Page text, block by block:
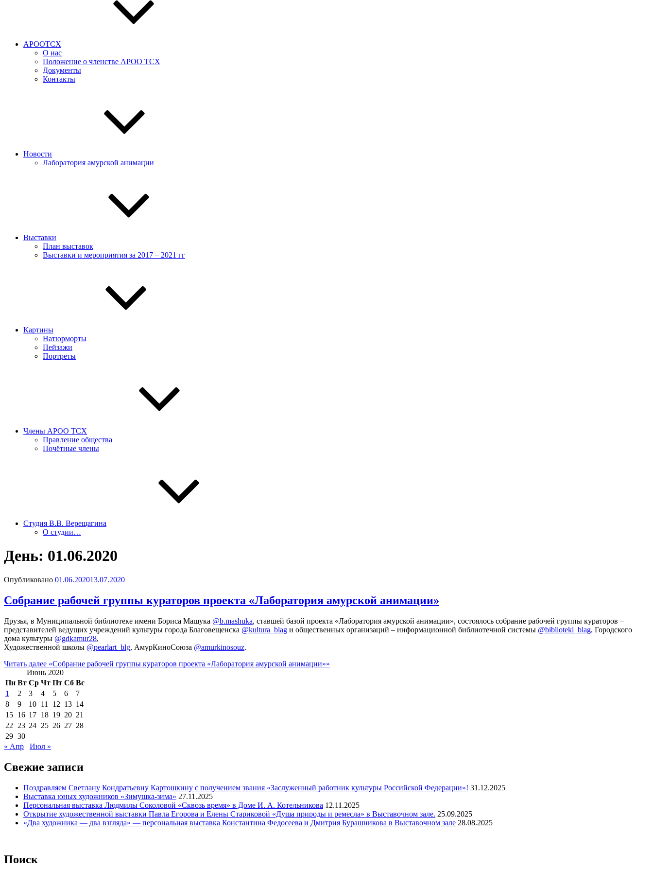
АРООТСХ
О нас
Положение о членстве АРОО ТСХ
Документы
Контакты
Новости
Лаборатория амурской анимации
Выставки
План выставок
Выставки и мероприятия за 2017 – 2021 гг
Картины
Натюрморты
Пейзажи
Портреты
Члены АРОО ТСХ
Правление общества
Почётные члены
Студия В.В. Верещагина
О студии…
День: 01.06.2020
Опубликовано 01.06.202013.07.2020
Cобрание рабочей группы кураторов проекта «Лаборатория амурской анимации»
Друзья, в Муниципальной библиотеке имени Бориса Машука @b.mashuka, ставшей базой проекта «Лаборатория амурской анимации», состоялось собрание рабочей группы кураторов –
представителей ведущих учреждений культуры города Благовещенска @kultura_blag и общественных организаций – информационной библиотечной системы @biblioteki_blag, Городского
дома культуры @gdkamur28,
Художественной школы @pearlart_blg, АмурКиноСоюза @amurkinosouz.
Читать далее «Cобрание рабочей группы кураторов проекта «Лаборатория амурской анимации»»
Июнь 2020
Пн Вт Ср Чт Пт Сб Вс
1
2 3 4 5 6
7
8
9 10 11 12 13 14
15 16 17 18 19 20 21
22
23 24 25 26 27 28
29 30
« Апр
Июл »
Свежие записи
Поздравляем Светлану Кондратьевну Картошкину с получением звания «Заслуженный работник культуры Российской Федерации»! 31.12.2025
Выставка юных художников «Зимушка-зима» 27.11.2025
Персональная выставка Людмилы Соколовой «Сквозь время» в Доме И. А. Котельникова 12.11.2025
Открытие художественной выставки Павла Егорова и Елены Стариковой «Душа природы и ремесла» в Выставочном зале. 25.09.2025
«Два художника — два взгляда» — персональная выставка Константина Федосеева и Дмитрия Бурашникова в Выставочном зале 28.08.2025
Поиск